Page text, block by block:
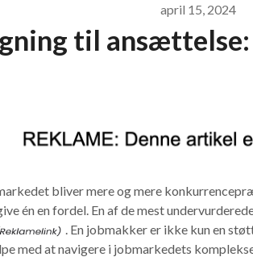
april 15, 2024
til
bliver mere og mere
én en fordel. En af de mest
. En jobmakker er ikke kun en
med at navigere i jobmarkedets